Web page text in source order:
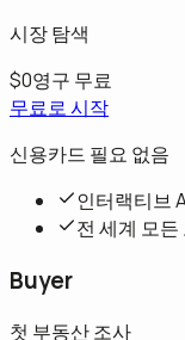
시장 탐색
$0영구 무료
무료로 시작
신용카드 필요 없음
인터랙티브
전 세계 모든
Buyer
첫 부동산 조사